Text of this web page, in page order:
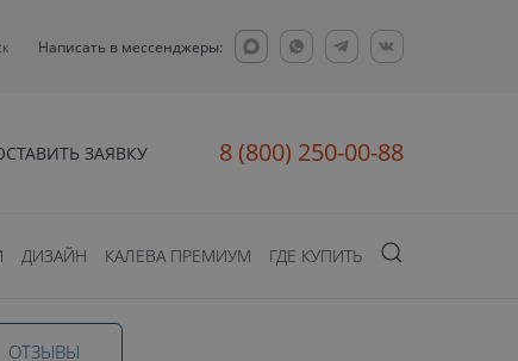
Написать в мессенджеры:
ЗАЯВКУ 8 (800) 250-00-88
ДИЗАЙН КАЛЕВА ПРЕМИУМ ГДЕ КУПИТЬ
ОТЗЫВЫ